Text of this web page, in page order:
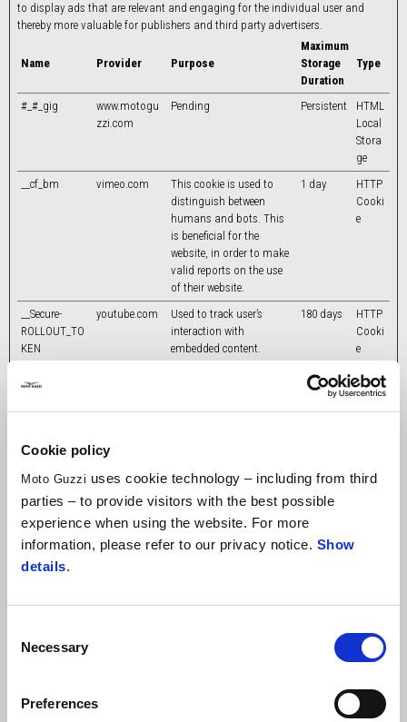
Cookie policy
Moto Guzzi uses cookie technology – including from third
parties – to provide visitors with the best possible
experience when using the website. For more
information, please refer to our privacy notice. Show
details.
Selection
Necessary
Preferences
to display ads that are relevant and engaging for the individual user and
thereby more valuable for publishers and third party advertisers.
Name Provider Purpose
Maximum
Storage
Duration
Type
#_#_gig
www.motogu
zzi.com
Pending Persistent
HTML
Local
Stora
ge
__cf_bm
vimeo.com
This cookie is used to
distinguish between
humans and bots. This
is beneficial for the
website, in order to make
valid reports on the use
of their website.
1 day
HTTP
Cooki
e
__Secure-
ROLLOUT_TO
KEN
youtube.com
Used to track user’s
interaction with
embedded content.
180 days
HTTP
Cooki
e
embedded YouTube video
Session
HTTP
Cooki
e
_cfuvid
vimeo.com
This cookie is a part of
Cloudflare - Including
load-balancing,
Session
_conv_sptest Session
HTTP
Cooki